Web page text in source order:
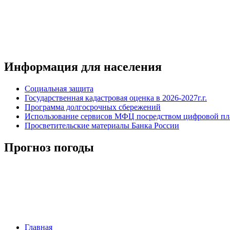
Информация для населения
Социальная защита
Государственная кадастровая оценка в 2026-2027г.г.
Программа долгосрочных сбережений
Использование сервисов МФЦ посредством цифровой
Просветительские материалы Банка России
Прогноз погоды
Главная